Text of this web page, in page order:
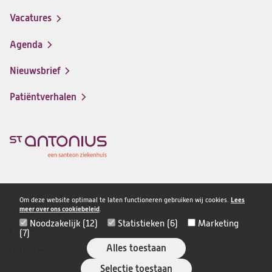
Om deze website optimaal te laten functioneren gebruiken wij cookies. Lees
meer over ons cookiebeleid.
Noodzakelijk (12) Statistieken (6)
Marketing
(7)
Alles toestaan
Selectie toestaan
in
nieuwe
Vacatures
(opent
in
nieuwe
Agenda
Nieuwsbrief
Patiëntverhalen
Disclaimer
navigatie
Privacy & veiligheid
Cookies